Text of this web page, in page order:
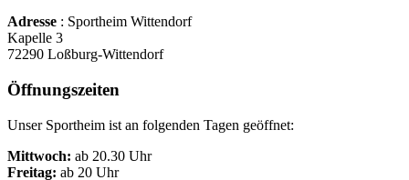
Adresse : Sportheim Wittendorf
Kapelle 3
72290 Loßburg-Wittendorf
Öffnungszeiten
Unser Sportheim ist an folgenden Tagen geöffnet:
Mittwoch: ab 20.30 Uhr
Freitag: ab 20 Uhr